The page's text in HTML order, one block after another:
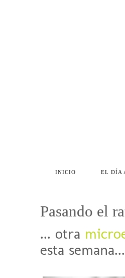
INICIO EL DÍA
Pasando el
... otra
esta semana...